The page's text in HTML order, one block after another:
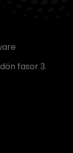
fasor 3.